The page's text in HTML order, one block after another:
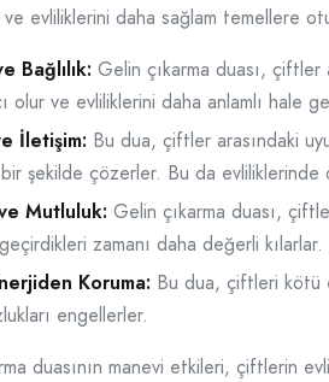
evliliklerini daha sağlam temellere
Bağlılık: Gelin çıkarma duası, çiftler
olur ve evliliklerini daha anlamlı hale
İletişim: Bu dua, çiftler arasındaki
bir şekilde çözerler. Bu da
Mutluluk: Gelin çıkarma duası,
zamanı daha değerli kılarlar.
Koruma: Bu dua, çiftleri kötü
engellerler.
duasının manevi etkileri, çiftlerin